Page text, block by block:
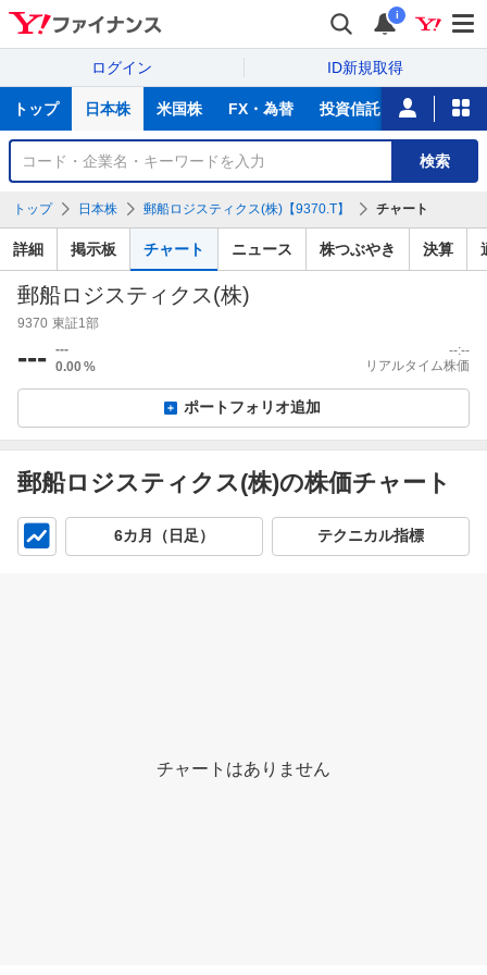
i
ログイン ID新規取得
サ
トップ 日本株 米国株 FX・為替 投資信託 ニュース
銘
検
索
検索
トップ 日本株 郵船ロジスティクス(株)【9370.T】 チャート
詳細 掲示板 チャート ニュース 株つぶやき 決算
郵船ロジスティクス(株)
9370 東証1部
--- ---
0.00%
--:--
リアルタイム株価
ポートフォリオ追加
郵船ロジスティクス(株)の株価チャート
6カ月（日足） テクニカル指標
チャートはありません